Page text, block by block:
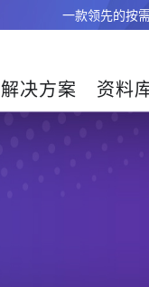
一款领先的按
解决方案 资料